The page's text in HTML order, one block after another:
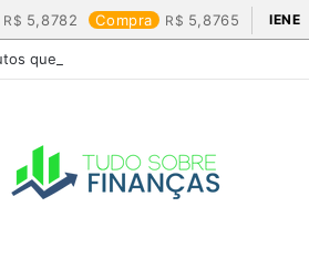
5,8782 Compra 5,8765 IENE
que mais valem a pena